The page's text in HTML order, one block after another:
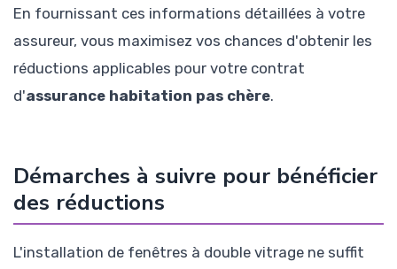
En fournissant ces informations détaillées à votre
assureur, vous maximisez vos chances d'obtenir les
réductions applicables pour votre contrat
d'assurance habitation pas chère.
Démarches à suivre pour bénéficier
des réductions
L'installation de fenêtres à double vitrage ne suffit